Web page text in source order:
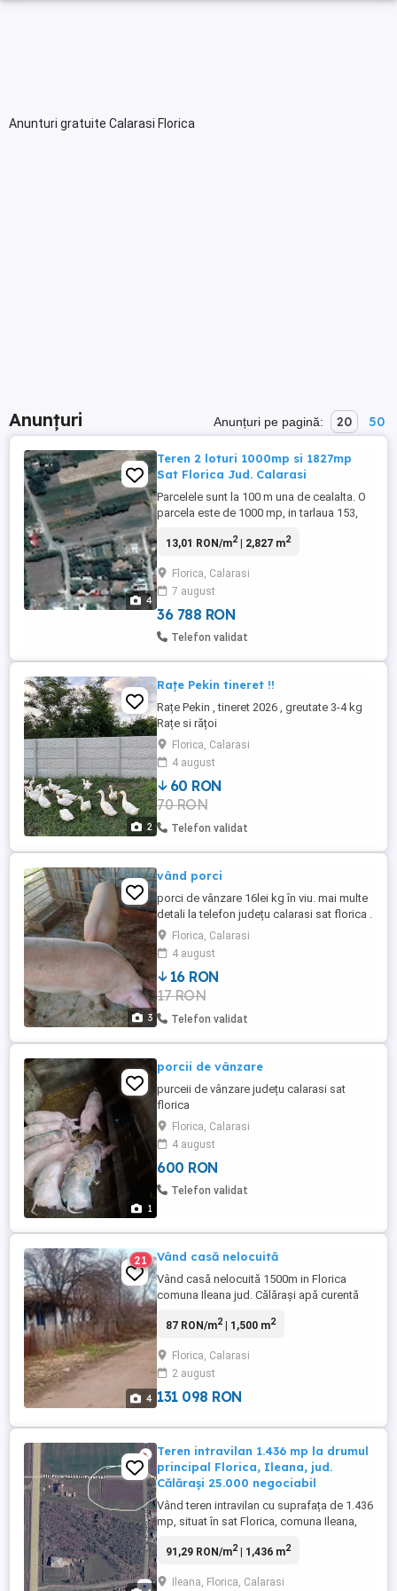
Anunturi gratuite Calarasi Florica
Anunțuri Anunțuri pe pagină: 20 50
4
Teren 2 loturi 1000mp si 1827mp
Sat Florica Jud. Calarasi
Parcelele sunt la 100 m una de cealalta. O
parcela este de 1000 mp, in tarlaua 153,
(deschidere 11.5mx87m), iar cea de-a
parcela 12 si 13, numar cadastral 898
(deschidere 26mx72m). Cea de 1000mp
este marginita de drumul asfaltat ce leaga
13,01 RON/m2| 2,827 m2
Florica, Calarasi
7 august
36 788 RON
Telefon validat
2
Rațe Pekin tineret !!
Rațe Pekin , tineret 2026 , greutate 3-4 kg
Rațe si rățoi
Florica, Calarasi
4 august
60 RON
70 RON
Telefon validat
3
vând porci
porci de vânzare 16lei kg în viu. mai multe
detali la telefon județu calarasi sat florica .
se rezerva pentru Crăciun
Florica, Calarasi
4 august
16 RON
17 RON
Telefon validat
1
porcii de vânzare
purceii de vânzare județu calarasi sat
florica
Florica, Calarasi
4 august
600 RON
Telefon validat
4
21 Vând casă nelocuită
Vând casă nelocuită 1500m in Florica
comuna Ileana jud. Călărași apă curentă
87 RON/m2| 1,500 m2
Florica, Calarasi
2 august
131 098 RON
Teren intravilan 1.436 mp la drumul
principal Florica, Ileana, jud.
Călărași 25.000 negociabil
Vând teren intravilan cu suprafața de 1.436
mp, situat în sat Florica, comuna Ileana,
principal. Terenul este potrivit atât pentru
investiție, având o poziție foarte bună și
91,29 RON/m2| 1,436 m2
Ileana, Florica, Calarasi